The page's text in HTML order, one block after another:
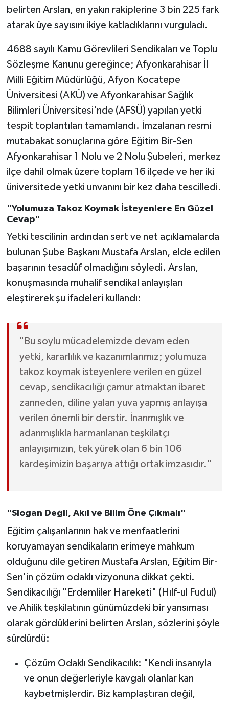
belirten Arslan, en yakın rakiplerine 3 bin 225 fark
atarak üye sayısını ikiye katladıklarını vurguladı.
4688 sayılı Kamu Görevlileri Sendikaları ve Toplu
Sözleşme Kanunu gereğince; Afyonkarahisar İl
Milli Eğitim Müdürlüğü, Afyon Kocatepe
Üniversitesi (AKÜ) ve Afyonkarahisar Sağlık
Bilimleri Üniversitesi'nde (AFSÜ) yapılan yetki
tespit toplantıları tamamlandı. İmzalanan resmi
mutabakat sonuçlarına göre Eğitim Bir-Sen
Afyonkarahisar 1 Nolu ve 2 Nolu Şubeleri, merkez
ilçe dahil olmak üzere toplam 16 ilçede ve her iki
üniversitede yetki unvanını bir kez daha tescilledi.
"Yolumuza Takoz Koymak İsteyenlere En Güzel
Cevap"
Yetki tescilinin ardından sert ve net açıklamalarda
bulunan Şube Başkanı Mustafa Arslan, elde edilen
başarının tesadüf olmadığını söyledi. Arslan,
konuşmasında muhalif sendikal anlayışları
eleştirerek şu ifadeleri kullandı:
"Bu soylu mücadelemizde devam eden
yetki, kararlılık ve kazanımlarımız; yolumuza
takoz koymak isteyenlere verilen en güzel
cevap, sendikacılığı çamur atmaktan ibaret
zanneden, diline yalan yuva yapmış anlayışa
verilen önemli bir derstir. İnanmışlık ve
adanmışlıkla harmanlanan teşkilatçı
anlayışımızın, tek yürek olan 6 bin 106
kardeşimizin başarıya attığı ortak imzasıdır."
"Slogan Değil, Akıl ve Bilim Öne Çıkmalı"
Eğitim çalışanlarının hak ve menfaatlerini
koruyamayan sendikaların erimeye mahkum
olduğunu dile getiren Mustafa Arslan, Eğitim Bir-
Sen'in çözüm odaklı vizyonuna dikkat çekti.
Sendikacılığı "Erdemliler Hareketi" (Hılf-ul Fudul)
ve Ahilik teşkilatının günümüzdeki bir yansıması
olarak gördüklerini belirten Arslan, sözlerini şöyle
sürdürdü:
Çözüm Odaklı Sendikacılık: "Kendi insanıyla
ve onun değerleriyle kavgalı olanlar kan
kaybetmişlerdir. Biz kamplaştıran değil,